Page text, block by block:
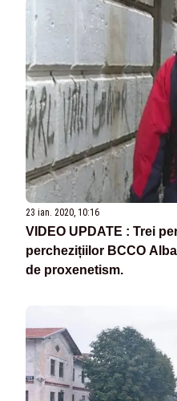
23 ian. 2020, 10:16
VIDEO UPDATE : Trei
perchezițiilor BCCO
de proxenetism.